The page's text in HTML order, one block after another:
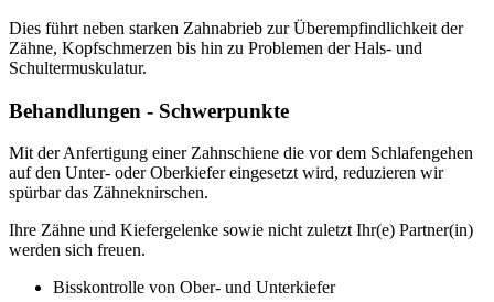
Dies führt neben starken Zahnabrieb zur Überempfindlichkeit der
Zähne, Kopfschmerzen bis hin zu Problemen der Hals- und
Schultermuskulatur.
Behandlungen - Schwerpunkte
Mit der Anfertigung einer Zahnschiene die vor dem Schlafengehen
auf den Unter- oder Oberkiefer eingesetzt wird, reduzieren wir
spürbar das Zähneknirschen.
Ihre Zähne und Kiefergelenke sowie nicht zuletzt Ihr(e) Partner(in)
werden sich freuen.
Bisskontrolle von Ober- und Unterkiefer